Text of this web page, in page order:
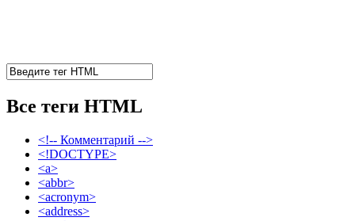
Все теги HTML
<!-- Комментарий -->
<!DOCTYPE>
<a>
<abbr>
<acronym>
<address>